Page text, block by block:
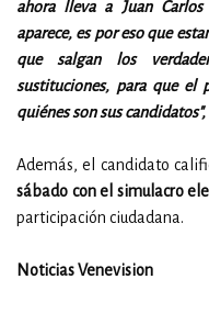
ahora lleva a Juan
aparece, es por eso que
que salgan los
sustituciones, para que el
quiénes son sus candidatos",
Además, el candidato
sábado con el simulacro
participación ciudadana.
Noticias Venevision